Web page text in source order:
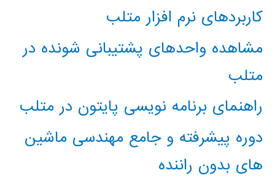
کاربردهای نرم افزار متلب
مشاهده واحدهای پشتیبانی شونده در
متلب
راهنمای برنامه نویسی پایتون در متلب
دوره پیشرفته و جامع مهندسی ماشین
های بدون راننده